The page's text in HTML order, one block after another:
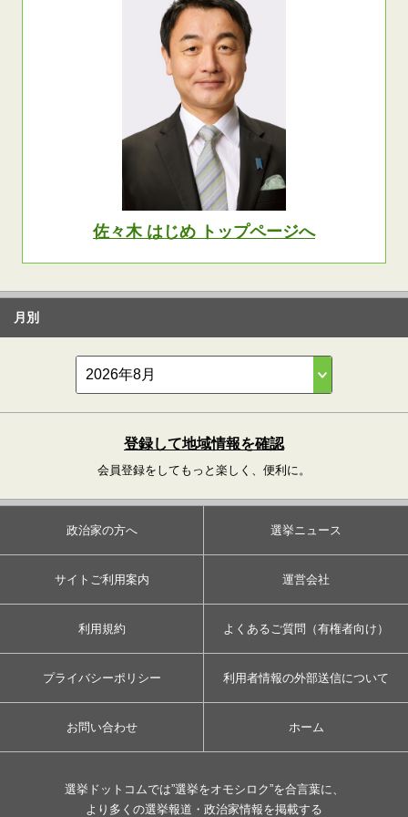
佐々木 はじめ トップページへ
月別
登録して地域情報を確認
会員登録をしてもっと楽しく、便利に。
政治家の方へ 選挙ニュース
サイトご利用案内 運営会社
利用規約 よくあるご質問（有権者向け）
プライバシーポリシー 利用者情報の外部送信について
お問い合わせ ホーム
選挙ドットコムでは”選挙をオモシロク”を合言葉に、
より多くの選挙報道・政治家情報を掲載する